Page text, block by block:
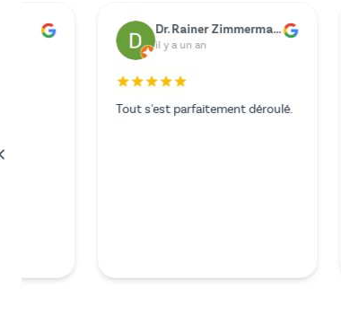
Yilmazer Yilmazer
il y a un an